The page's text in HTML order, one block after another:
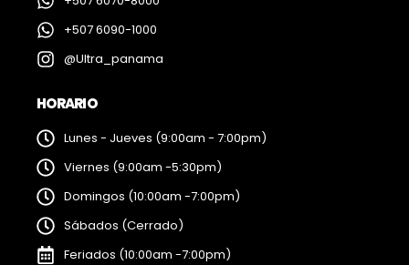
+507 6090-1000
@Ultra_panama
HORARIO
Lunes - Jueves (9:00am - 7:00pm)
Viernes (9:00am -5:30pm)
Domingos (10:00am -7:00pm)
Sábados (Cerrado)
Feriados (10:00am -7:00pm)